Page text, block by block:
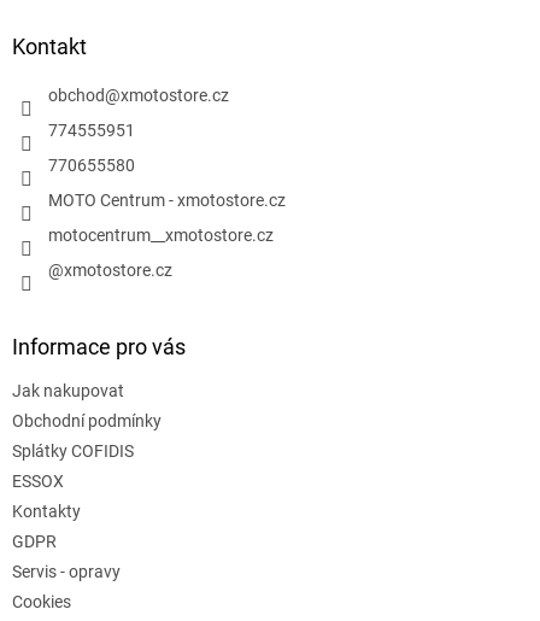
Kontakt
obchod@xmotostore.cz
774555951
770655580
MOTO Centrum - xmotostore.cz
motocentrum__xmotostore.cz
@xmotostore.cz
Informace pro vás
Jak nakupovat
Obchodní podmínky
Splátky COFIDIS
ESSOX
Kontakty
GDPR
Servis - opravy
Cookies